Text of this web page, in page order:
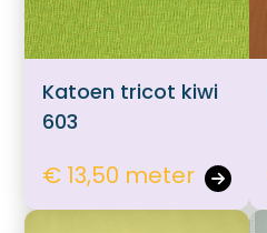
Katoen tricot kiwi
603
€ 13,50 meter